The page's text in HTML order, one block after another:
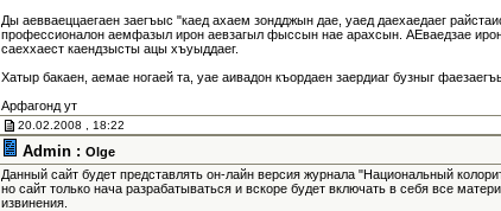
Ды аевваеццаегаен заегъыс "каед ахаем зондджын дае, уаед даехаедаег
профессионалон аемфазыл ирон аевзагыл фыссын нае арахсын. АЕваедзае
саеххаест каендзысты ацы хъуыддаег.
Хатыр бакаен, аемае ногаей та, уае аивадон къордаен заердиаг бузныг
Арфагонд ут
20.02.2008 , 18:22
Admin : Olge
Данный сайт будет представлять он-лайн версия журнала "Национальный
но сайт только нача разрабатываться и вскоре будет включать в себя все
извинения.